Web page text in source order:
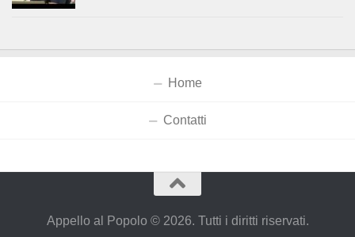
Home
Contatti
Appello al Popolo © 2026. Tutti i diritti riservati.